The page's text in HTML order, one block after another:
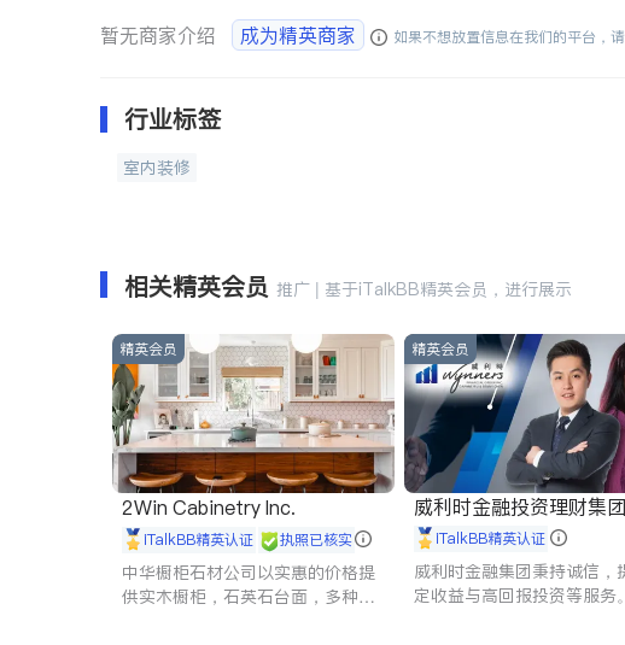
暂无商家介绍 成为精英商家 如果不想放置信息在我们的平台，
行业标签
室内装修
相关精英会员 推广 | 基于iTalkBB精英会员，进行展示
精英会员
2Win Cabinetry Inc.
iTalkBB精英认证 执照已核实
中华橱柜石材公司以实惠的价格提
供实木橱柜，石英石台面，多种优
精英会员
威利时金融投资理财集团
iTalkBB精英认证
威利时金融集团秉持诚信，
定收益与高回报投资等服务